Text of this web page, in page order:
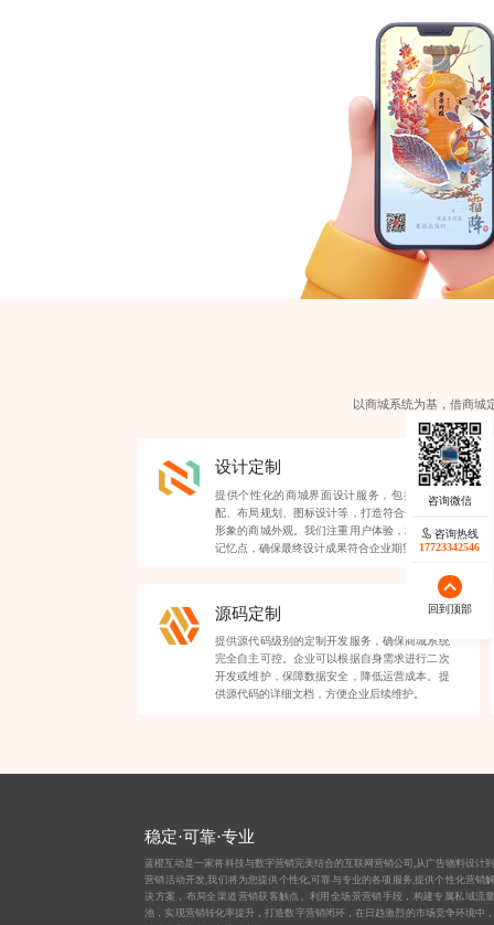
以商城系统为基，借商城
设计定制
提供个性化的商城界面设计服务，包括色彩搭
配、布局规划、图标设计等，打造符合企业品牌
形象的商城外观。我们注重用户体验，增强品牌
记忆点，确保最终设计成果符合企业期望。
源码定制
提供源代码级别的定制开发服务，确保商城系统
完全自主可控。企业可以根据自身需求进行二次
开发或维护，保障数据安全，降低运营成本。提
供源代码的详细文档，方便企业后续维护。
咨询热线
17723342546
回到顶部
稳定·可靠·专业
蓝橙互动是一家将科技与数字营销完美结合的互联网营销公司,从 广告物料设计
营销活动开发,我们将为您提供个性化,可靠与专业的各项服务,提供个性化营销
决方案，布局全渠道营销获客触点。利用全场景营销手段，构建专属私域流
池，实现营销转化率提升，打造数字营销闭环，在日趋激烈的市场竞争环境中